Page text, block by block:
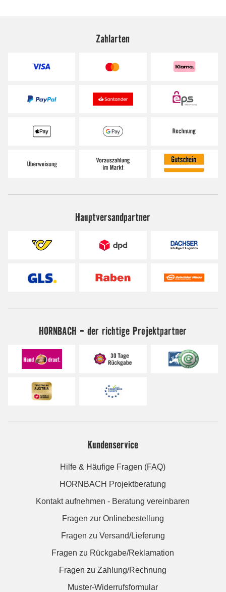
Zahlarten
Hauptversandpartner
HORNBACH - der richtige Projektpartner
Kundenservice
Hilfe & Häufige Fragen (FAQ)
HORNBACH Projektberatung
Kontakt aufnehmen - Beratung vereinbaren
Fragen zur Onlinebestellung
Fragen zu Versand/Lieferung
Fragen zu Rückgabe/Reklamation
Fragen zu Zahlung/Rechnung
Muster-Widerrufsformular